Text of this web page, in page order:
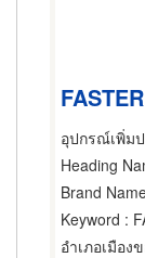
Heading
Brand
Keyword :
อำเภอเมือง